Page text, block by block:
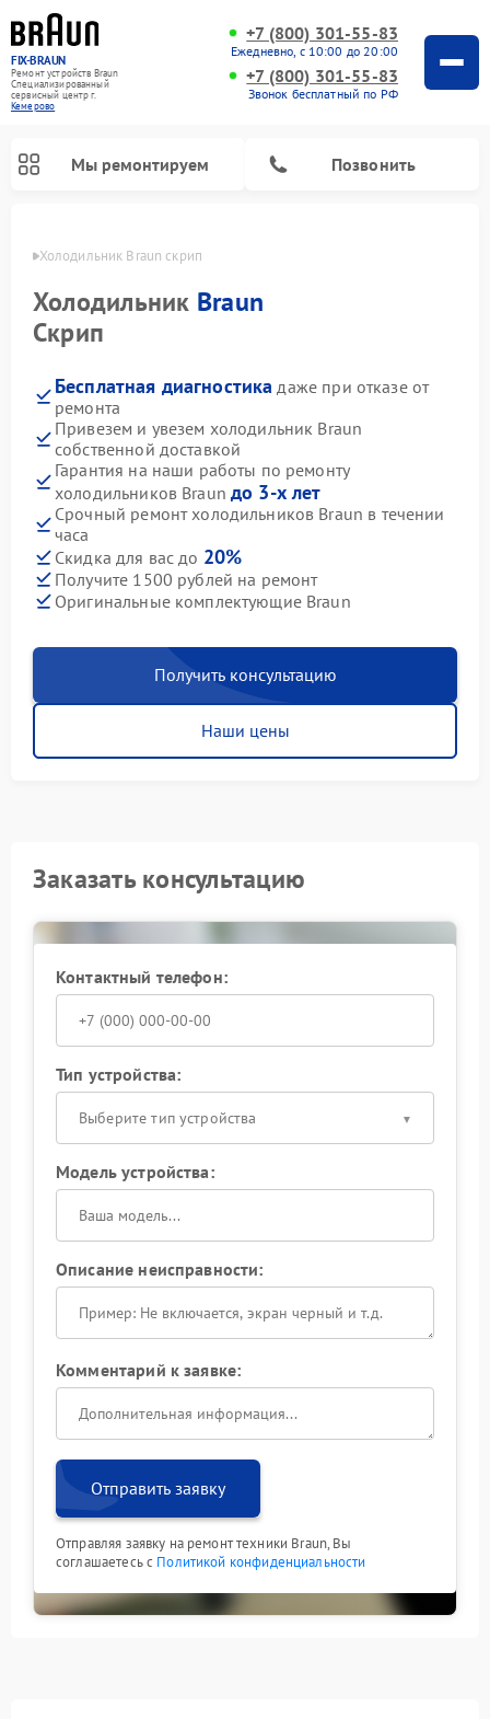
FIX-BRAUN
Ремонт устройств Braun
Специализированный
cервисный центр г.
Кемерово
+7 (800) 301-55-83
Ежедневно, с 10:00 до 20:00
+7 (800) 301-55-83
Звонок бесплатный по РФ
Мы ремонтируем Позвонить
Холодильник Braun скрип
Холодильник Braun
Скрип
Бесплатная диагностика даже при отказе от
ремонта
Привезем и увезем холодильник Braun
собственной доставкой
Гарантия на наши работы по ремонту
холодильников Braunдо 3-х лет
Срочный ремонт холодильников Braun в течении
часа
Скидка для вас до 20%
Получите 1500 рублей на ремонт
Оригинальные комплектующие Braun
Получить консультацию
Наши цены
Заказать консультацию
Контактный телефон:
Тип устройства:
Выберите тип устройства
Модель устройства:
Описание неисправности:
Комментарий к заявке:
Отправить заявку
Отправляя заявку на ремонт техники Braun, Вы
соглашаетесь с Политикой конфиденциальности